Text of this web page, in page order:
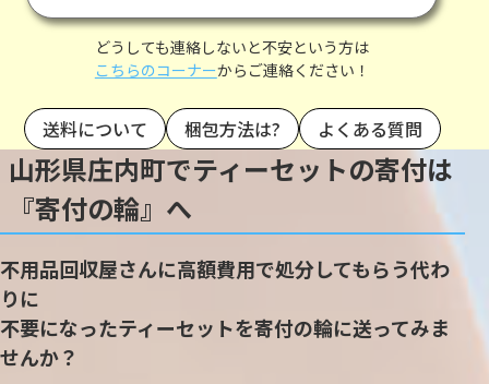
どうしても連絡しないと不安という方は
こちらのコーナーからご連絡ください！
送料について 梱包方法は? よくある質問
山形県庄内町でティーセットの寄付は
『寄付の輪』へ
不用品回収屋さんに高額費用で処分してもらう代わ
りに
不要になったティーセットを寄付の輪に送ってみま
せんか？